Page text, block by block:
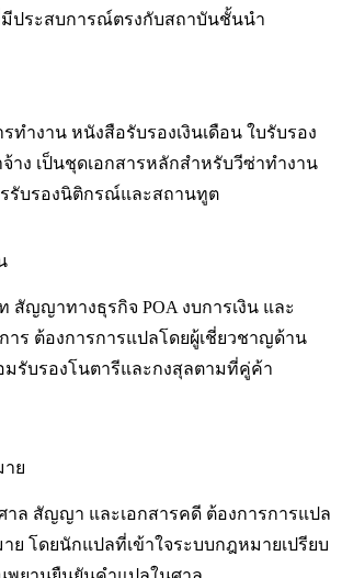
มีประสบการณ์ตรงกับสถาบันชั้นนำ
ทำงาน หนังสือรับรองเงินเดือน ใบรับรอง
ง เป็นชุดเอกสารหลักสำหรับวีซ่าทำงาน
รับรองนิติกรณ์และสถานทูต
สัญญาทางธุรกิจ POA งบการเงิน และ
าร ต้องการการแปลโดยผู้เชี่ยวชาญด้าน
รับรองโนตารีและกงสุลตามที่คู่ค้า
ย
ล สัญญา และเอกสารคดี ต้องการการแปล
ย โดยนักแปลที่เข้าใจระบบกฎหมายเปรียบ